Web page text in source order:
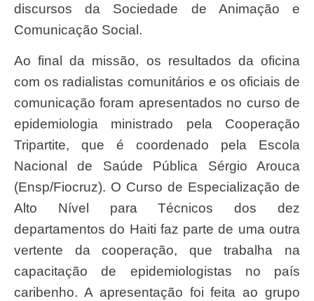
discursos da Sociedade de Animação e
Comunicação Social.
Ao final da missão, os resultados da oficina
com os radialistas comunitários e os oficiais de
comunicação foram apresentados no curso de
epidemiologia ministrado pela Cooperação
Tripartite, que é coordenado pela Escola
Nacional de Saúde Pública Sérgio Arouca
(Ensp/Fiocruz). O Curso de Especialização de
Alto Nível para Técnicos dos dez
departamentos do Haiti faz parte de uma outra
vertente da cooperação, que trabalha na
capacitação de epidemiologistas no país
caribenho. A apresentação foi feita ao grupo